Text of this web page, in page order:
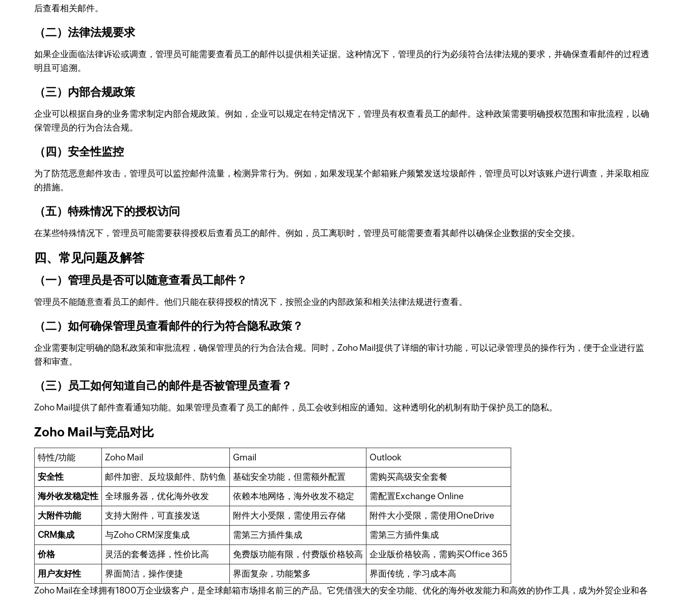
后查看相关邮件。
（二）法律法规要求
如果企业面临法律诉讼或调查，管理员可能需要查看员工的邮件以提供相关证据。这种情况下，管理员的行为必须符合法律法规的要求，并确保查看邮件的过程透
明且可追溯。
（三）内部合规政策
企业可以根据自身的业务需求制定内部合规政策。例如，企业可以规定在特定情况下，管理员有权查看员工的邮件。这种政策需要明确授权范围和审批流程，以确
保管理员的行为合法合规。
（四）安全性监控
为了防范恶意邮件攻击，管理员可以监控邮件流量，检测异常行为。例如，如果发现某个邮箱账户频繁发送垃圾邮件，管理员可以对该账户进行调查，并采取相应
的措施。
（五）特殊情况下的授权访问
在某些特殊情况下，管理员可能需要获得授权后查看员工的邮件。例如，员工离职时，管理员可能需要查看其邮件以确保企业数据的安全交接。
四、常见问题及解答
（一）管理员是否可以随意查看员工邮件？
管理员不能随意查看员工的邮件。他们只能在获得授权的情况下，按照企业的内部政策和相关法律法规进行查看。
（二）如何确保管理员查看邮件的行为符合隐私政策？
企业需要制定明确的隐私政策和审批流程，确保管理员的行为合法合规。同时，Zoho Mail提供了详细的审计功能，可以记录管理员的操作行为，便于企业进行监
督和审查。
（三）员工如何知道自己的邮件是否被管理员查看？
Zoho Mail提供了邮件查看通知功能。如果管理员查看了员工的邮件，员工会收到相应的通知。这种透明化的机制有助于保护员工的隐私。
Zoho Mail与竞品对比
特性/功能 Zoho Mail Gmail
Outlook
安全性
邮件加密、反垃圾邮件、防钓鱼 基础安全功能，但需额外配置
需购买高级安全套餐
海外收发稳定性
全球服务器，优化海外收发 依赖本地网络，海外收发不稳定
需配置Exchange Online
大附件功能
支持大附件，可直接发送 附件大小受限，需使用云存储
附件大小受限，需使用OneDrive
CRM集成
与Zoho CRM深度集成 需第三方插件集成
需第三方插件集成
价格
灵活的套餐选择，性价比高 免费版功能有限，付费版价格较高
企业版价格较高，需购买Office 365
用户友好性
界面简洁，操作便捷 界面复杂，功能繁多
界面传统，学习成本高
Zoho Mail在全球拥有1800万企业级客户，是全球邮箱市场排名前三的产品。它凭借强大的安全功能、优化的海外收发能力和高效的协作工具，成为外贸企业和各